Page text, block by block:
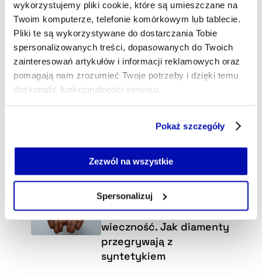
wykorzystujemy pliki cookie, które są umieszczane na
Twoim komputerze, telefonie komórkowym lub tablecie.
Pliki te są wykorzystywane do dostarczania Tobie
spersonalizowanych treści, dopasowanych do Twoich
zainteresowań artykułów i informacji reklamowych oraz
pomagają nam zrozumieć Twoje potrzeby i dzięki temu
doskonalić funkcjonalności serwisu.
Jeżeli nie wyrażasz zgody na zapisywanie plików cookie,
możesz łatwo zarządzać swoimi uprawnieniami, np. we
własnej przeglądarce internetowej lub po wybraniu opcji
Polityce Prywatności.
Pokaż szczegóły
Zezwól na wszystkie
Spersonalizuj
Wybraliśmy dla Ciebie
Zmierzch imperium, które
samo sobie wymyśliło
wieczność. Jak diamenty
przegrywają z
syntetykiem